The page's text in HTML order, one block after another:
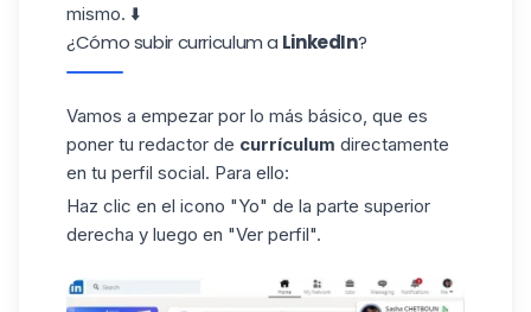
mismo. ⬇️
¿Cómo subir curriculum a LinkedIn?
Vamos a empezar por lo más básico, que es
poner tu redactor de currículum directamente
en tu perfil social. Para ello:
Haz clic en el icono "Yo" de la parte superior
derecha y luego en "Ver perfil".